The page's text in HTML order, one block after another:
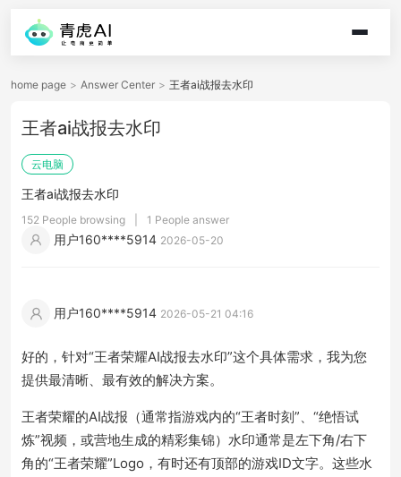
home page > Answer Center > 王者ai战报去水印
王者ai战报去水印
云电脑
王者ai战报去水印
152 People browsing 1 People answer
用户160****5914 2026-05-20
用户160****5914 2026-05-21 04:16
好的，针对“王者荣耀AI战报去水印”这个具体需求，我为您
提供最清晰、最有效的解决方案。
王者荣耀的AI战报（通常指游戏内的“王者时刻”、“绝悟试
炼”视频，或营地生成的精彩集锦）水印通常是左下角/右下
角的“王者荣耀”Logo，有时还有顶部的游戏ID文字。这些水